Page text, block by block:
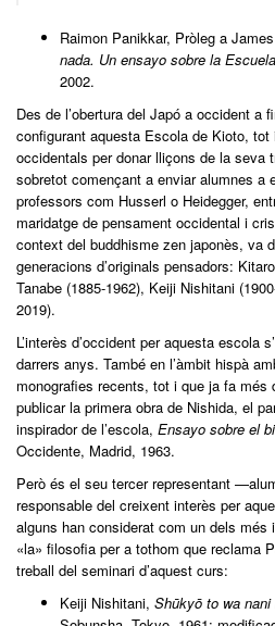
Raimon Panikkar, Pròleg a
nada. Un ensayo sobre la
2002.
Des de l’obertura del Japó a occident a
configurant aquesta Escola de Kioto,
occidentals per donar lliçons de la seva
sobretot començant a enviar alumnes a
professors com Husserl o Heidegger,
maridatge de pensament occidental i
context del buddhisme zen japonès, va
generacions d’originals pensadors:
Tanabe (1885-1962), Keiji Nishitani
2019).
L’interès d’occident per aquesta escola
darrers anys. També en l’àmbit hispà
monografies recents, tot i que ja fa més
publicar la primera obra de Nishida, el
inspirador de l’escola, Ensayo sobre el
Occidente, Madrid, 1963.
Però és el seu tercer representant
responsable del creixent interès per
alguns han considerat com un dels
«la» filosofia per a tothom que reclama
treball del seminari d’aquest curs:
Keiji Nishitani, Shūkyō to wa nani